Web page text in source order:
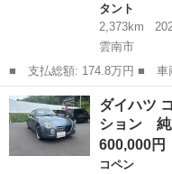
タント
2,373km
雲南市
■ 支払総額: 174.8万円 ■ 車両本体価格： 1,694,000 円 ■ メーカ
ー名： ダイハツ ■ 車種名
スプレイオーディオ ミュー
ラ 衝突被...
島根 雲南市 タント
ダイハツ
ション 純
600,000円
コペン